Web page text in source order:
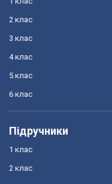
2 клас
3 клас
4 клас
5 клас
6 клас
Підручники
1 клас
2 клас